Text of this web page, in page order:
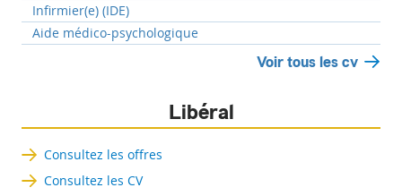
Infirmier(e) (IDE)
Aide médico-psychologique
Voir tous les cv
Libéral
Consultez les offres
Consultez les CV